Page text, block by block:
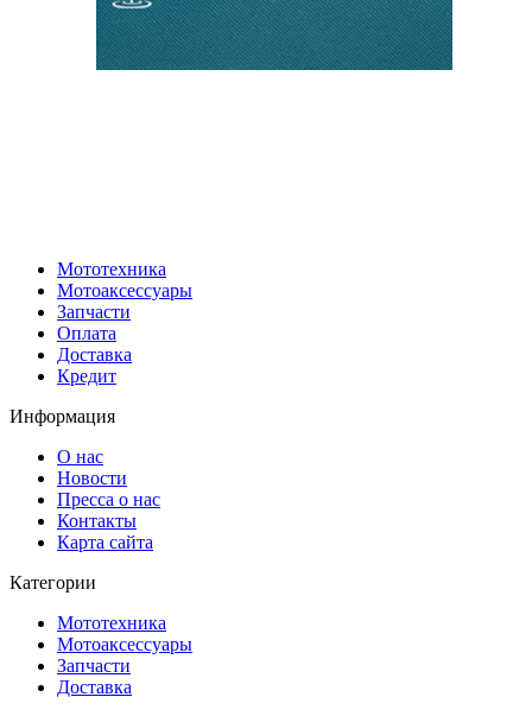
Мототехника
Мотоаксессуары
Запчасти
Оплата
Доставка
Кредит
Информация
О нас
Новости
Пресса о нас
Контакты
Карта сайта
Категории
Мототехника
Мотоаксессуары
Запчасти
Доставка